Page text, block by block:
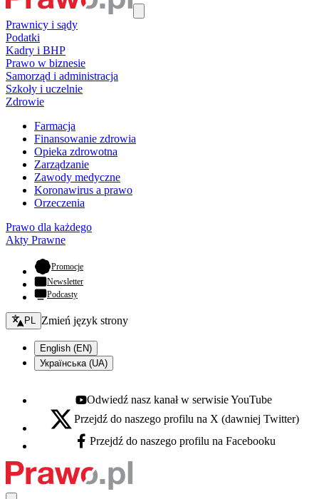
Prawnicy i sądy
Podatki
Kadry i BHP
Prawo w biznesie
Samorząd i administracja
Szkoły i uczelnie
Zdrowie
Farmacja
Finansowanie zdrowia
Opieka zdrowotna
Zarządzanie
Zawody medyczne
Koronawirus a prawo
Orzeczenia
Prawo dla każdego
Akty Prawne
Promocje- otwiera się w nowej karcie
Newsletter
Podcasty
Zmień język - bieżący:
PL Zmień język strony
English (EN)
Українська (UA)
Youtube - otwiera się w nowej karcie
Odwiedź nasz kanał w serwisie YouTube
X - otwiera się w nowej karcie
Przejdź do naszego profilu na X (dawniej Twitter)
Facebook - otwiera się w nowej karcie
Przejdź do naszego profilu na Facebooku